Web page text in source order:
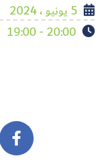
5 يونيو ، 2024
20:00 - 19:00